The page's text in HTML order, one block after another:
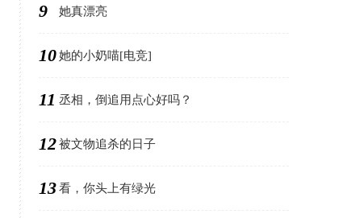
9 她真漂亮
10她的小奶喵[电竞]
11 丞相，倒追用点心好吗？
12被文物追杀的日子
13看，你头上有绿光